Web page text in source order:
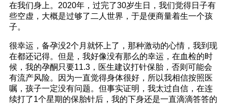
在我们身上。2020年，过完了30岁生日，我们觉得日子有
些空虚，大概是过够了二人世界，于是便商量着生一个孩
子。
很幸运，备孕没2个月就怀上了，那种激动的心情，我到现
在都还记得。但是，我好像没有那么的幸运，在血检的时
候，我的孕酮只要11.3，医生建议打针保胎，否则可能会
有流产风险。因为一直觉得身体很好，所以我相信按照医
嘱，孩子一定没有问题。但事实证明，我太过自信，在连
续打了1个星期的保胎针后，我的下身还是一直滴滴答答的